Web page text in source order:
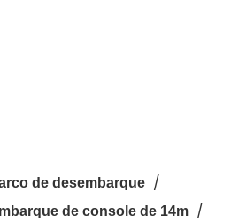
de desembarque /
de console de 14m /